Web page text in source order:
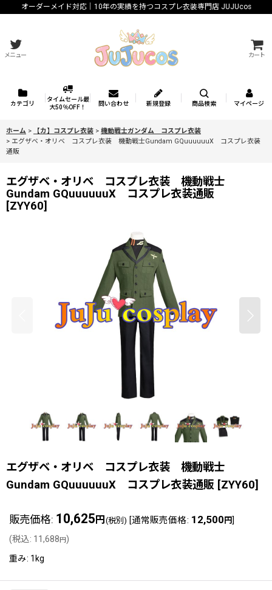
オーダーメイド対応｜10年の実績を持つコスプレ衣装専門店 JUJUcos
メニュー カート
カテゴリ
タイムセール最
大50％OFF！
問い合わせ 新規登録 商品検索 マイページ
ホーム > 【カ】コスプレ衣装 > 機動戦士ガンダム コスプレ衣装
> エグザベ・オリベ コスプレ衣装 機動戦士Gundam GQuuuuuuX コスプレ衣装
通販
エグザベ・オリベ コスプレ衣装 機動戦士
Gundam GQuuuuuuX コスプレ衣装通販
[ZYY60]
エグザベ・オリベ コスプレ衣装 機動戦士
Gundam GQuuuuuuX コスプレ衣装通販 [ZYY60]
販売価格: 10,625 円 (税別) [通常販売価格: 12,500 円]
(税込: 11,688円)
重み: 1kg